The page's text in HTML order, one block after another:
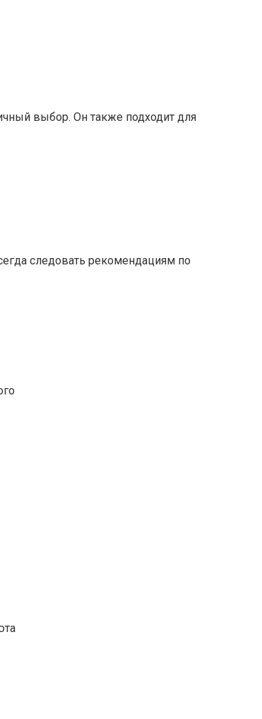
выбор. Он также подходит для
следовать рекомендациям по